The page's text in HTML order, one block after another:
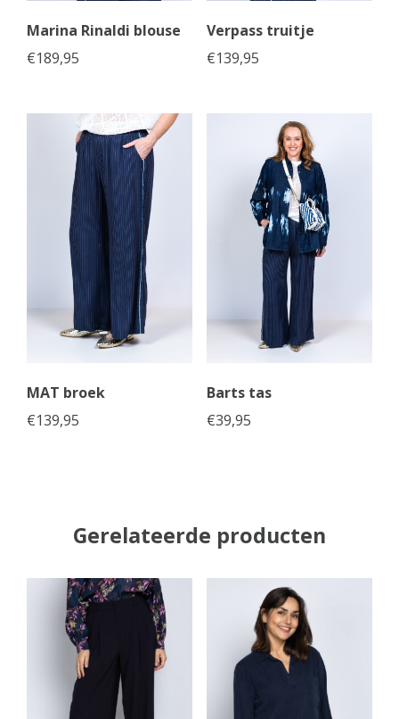
Marina Rinaldi blouse
€189,95
Verpass truitje
€139,95
MAT broek
€139,95
Barts tas
€39,95
Gerelateerde producten